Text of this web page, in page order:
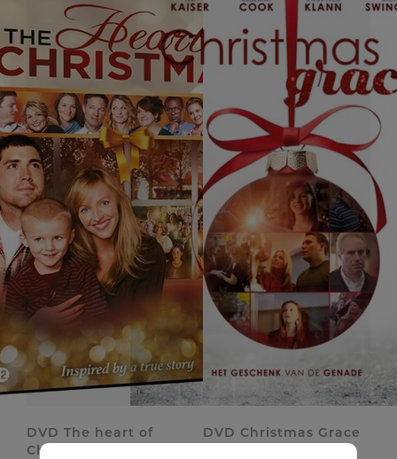
DVD The heart of
Christmas
DVD Christmas Grace